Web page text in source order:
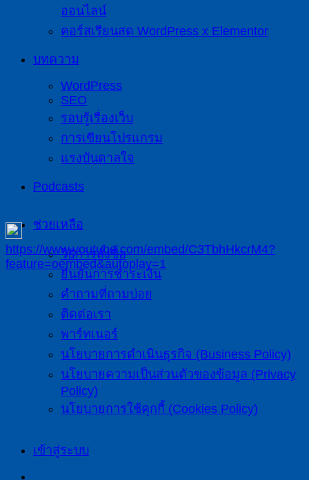
ออนไลน์
คอร์สเรียนสด WordPress x Elementor
บทความ
WordPress
SEO
รอบรู้เรื่องเว็บ
การเขียนโปรแกรม
แรงบันดาลใจ
Podcasts
ช่วยเหลือ
วิธีการสั่งซื้อ
ยืนยันการชำระเงิน
คำถามที่ถามบ่อย
ติดต่อเรา
พาร์ทเนอร์
นโยบายการดำเนินธุรกิจ (Business Policy)
นโยบายความเป็นส่วนตัวของข้อมูล (Privacy
Policy)
นโยบายการใช้คุกกี้ (Cookies Policy)
เข้าสู่ระบบ
https://www.youtube.com/embed/C3TbhHkcrM4?
feature=oembed&autoplay=1